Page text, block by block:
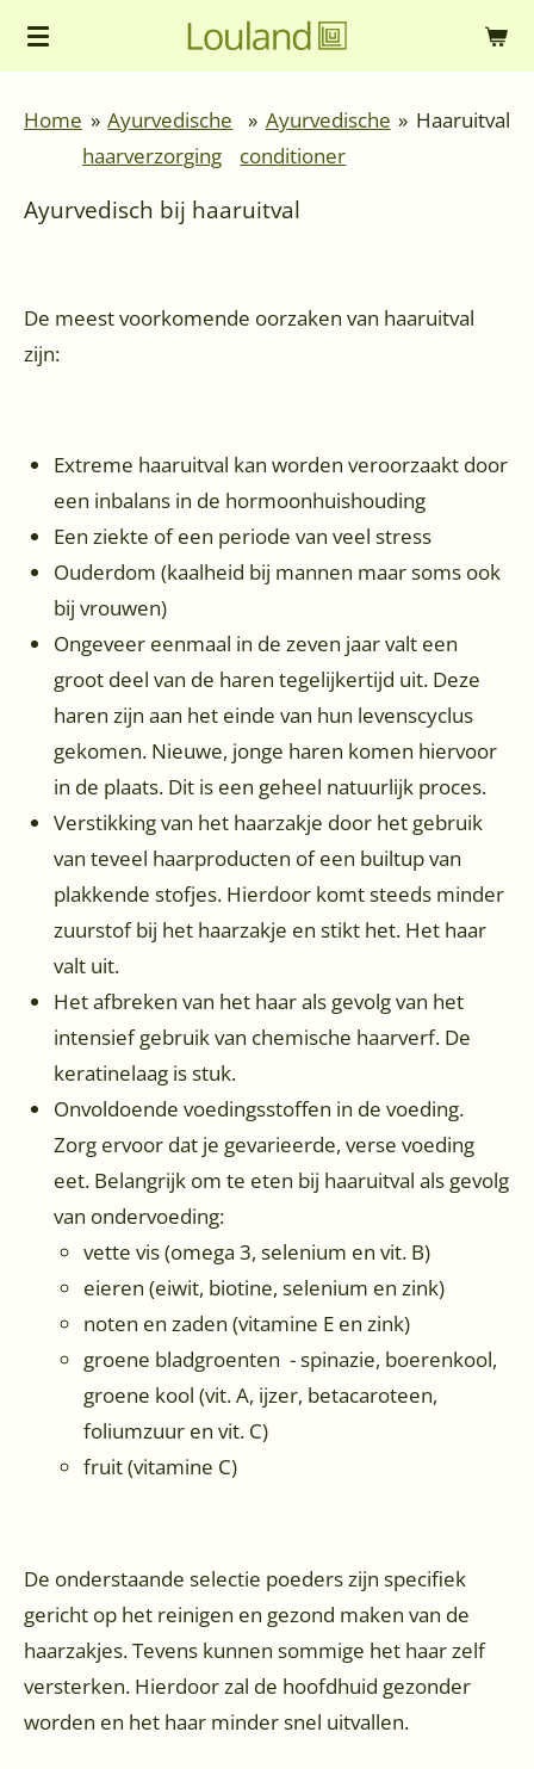
Ga
de
hoofdinhoud
Home » Ayurvedische
haarverzorging
» Ayurvedische
conditioner
» Haaruitval
Ayurvedisch bij haaruitval
De meest voorkomende oorzaken van haaruitval
zijn:
Extreme haaruitval kan worden veroorzaakt door
een inbalans in de hormoonhuishouding
Een ziekte of een periode van veel stress
Ouderdom (kaalheid bij mannen maar soms ook
bij vrouwen)
Ongeveer eenmaal in de zeven jaar valt een
groot deel van de haren tegelijkertijd uit. Deze
haren zijn aan het einde van hun levenscyclus
gekomen. Nieuwe, jonge haren komen hiervoor
in de plaats. Dit is een geheel natuurlijk proces.
Verstikking van het haarzakje door het gebruik
van teveel haarproducten of een builtup van
plakkende stofjes. Hierdoor komt steeds minder
zuurstof bij het haarzakje en stikt het. Het haar
valt uit.
Het afbreken van het haar als gevolg van het
intensief gebruik van chemische haarverf. De
keratinelaag is stuk.
Onvoldoende voedingsstoffen in de voeding.
Zorg ervoor dat je gevarieerde, verse voeding
eet. Belangrijk om te eten bij haaruitval als gevolg
van ondervoeding:
vette vis (omega 3, selenium en vit. B)
eieren (eiwit, biotine, selenium en zink)
noten en zaden (vitamine E en zink)
groene bladgroenten - spinazie, boerenkool,
groene kool (vit. A, ijzer, betacaroteen,
foliumzuur en vit. C)
fruit (vitamine C)
De onderstaande selectie poeders zijn specifiek
gericht op het reinigen en gezond maken van de
haarzakjes. Tevens kunnen sommige het haar zelf
versterken. Hierdoor zal de hoofdhuid gezonder
worden en het haar minder snel uitvallen.